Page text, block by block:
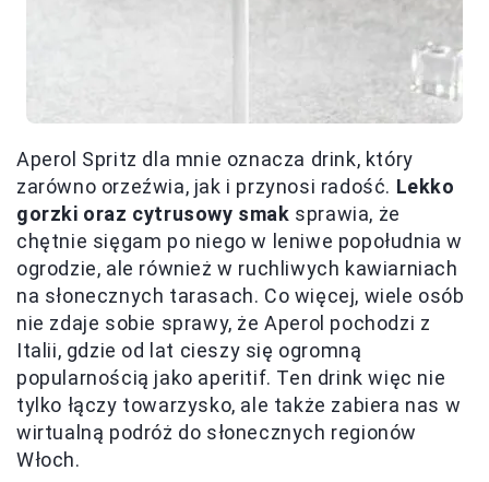
Aperol Spritz dla mnie oznacza drink, który
zarówno orzeźwia, jak i przynosi radość. Lekko
gorzki oraz cytrusowy smak sprawia, że
chętnie sięgam po niego w leniwe popołudnia w
ogrodzie, ale również w ruchliwych kawiarniach
na słonecznych tarasach. Co więcej, wiele osób
nie zdaje sobie sprawy, że Aperol pochodzi z
Italii, gdzie od lat cieszy się ogromną
popularnością jako aperitif. Ten drink więc nie
tylko łączy towarzysko, ale także zabiera nas w
wirtualną podróż do słonecznych regionów
Włoch.